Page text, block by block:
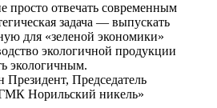
просто отвечать современным
задача — выпускать
для «зеленой экономики»
экологичной продукции
экологичным.
Президент, Председатель
Норильский никель»